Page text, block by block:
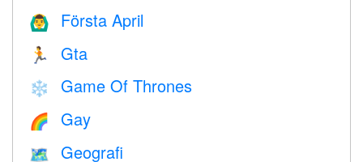
🙆‍♂️ Första April
🏃 Gta
❄️ Game Of Thrones
🌈 Gay
🗺 Geografi